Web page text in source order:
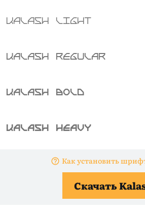
Как установить
Скачать